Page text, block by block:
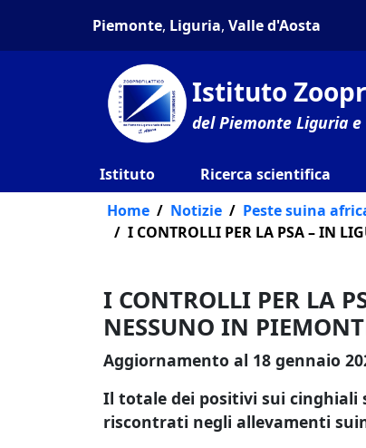
Piemonte, Liguria, Valle d'Aosta
Istituto
del Piemonte Liguria e
Istituto Ricerca scientifica
Home
Notizie
Peste suina
I CONTROLLI PER LA PSA – IN
I CONTROLLI PER LA
NESSUNO IN
Aggiornamento al 18 gennaio
Il totale dei positivi sui cinghiali
riscontrati negli allevamenti